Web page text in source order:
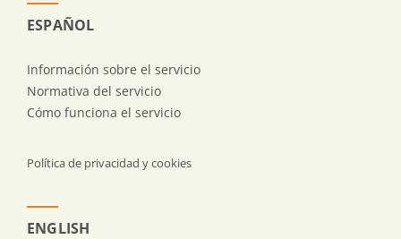
ESPAÑOL
Información sobre el servicio
Normativa del servicio
Cómo funciona el servicio
Política de privacidad y cookies
ENGLISH